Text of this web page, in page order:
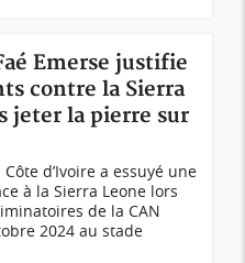
Emerse justifie
contre la Sierra
jeter la pierre sur
d’Ivoire a essuyé une
à la Sierra Leone lors
de la CAN
2024 au stade